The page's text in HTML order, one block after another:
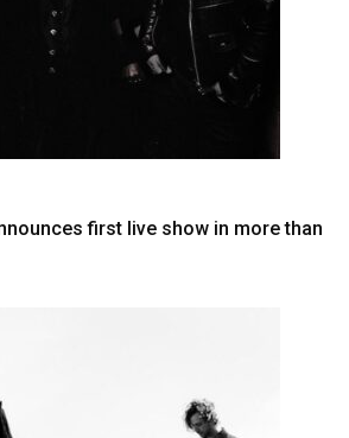
first live show in more than